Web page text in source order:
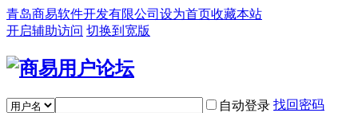
青岛商易软件开发有限公司 设为首页收藏本站
开启辅助访问 切换到宽版
自动登录 找回密码